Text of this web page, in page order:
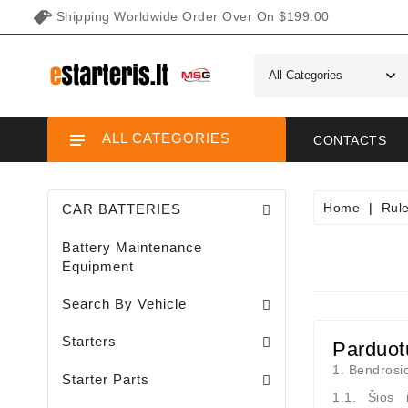
Shipping Worldwide Order Over On $199.00
CONTACTS
ALL CATEGORIES
CAR BATTERIES
Battery Maintenance
Equipment
Search By Vehicle
Starters
Starter Parts
Home
1.
1.1. Šios